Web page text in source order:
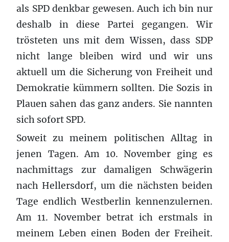
als SPD denkbar gewesen. Auch ich bin nur
deshalb in diese Partei gegangen. Wir
trösteten uns mit dem Wissen, dass SDP
nicht lange bleiben wird und wir uns
aktuell um die Sicherung von Freiheit und
Demokratie kümmern sollten. Die Sozis in
Plauen sahen das ganz anders. Sie nannten
sich sofort SPD.
Soweit zu meinem politischen Alltag in
jenen Tagen. Am 10. November ging es
nachmittags zur damaligen Schwägerin
nach Hellersdorf, um die nächsten beiden
Tage endlich Westberlin kennenzulernen.
Am 11. November betrat ich erstmals in
meinem Leben einen Boden der Freiheit.